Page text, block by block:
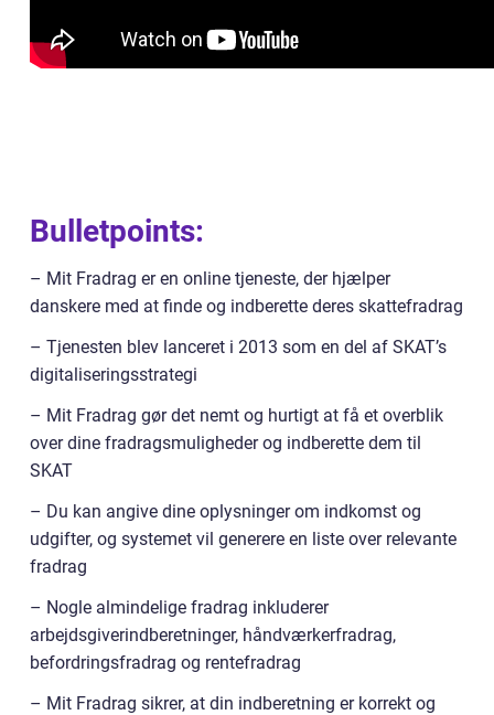
Bulletpoints:
– Mit Fradrag er en online tjeneste, der hjælper
danskere med at finde og indberette deres skattefradrag
– Tjenesten blev lanceret i 2013 som en del af SKAT’s
digitaliseringsstrategi
– Mit Fradrag gør det nemt og hurtigt at få et overblik
over dine fradragsmuligheder og indberette dem til
SKAT
– Du kan angive dine oplysninger om indkomst og
udgifter, og systemet vil generere en liste over relevante
fradrag
– Nogle almindelige fradrag inkluderer
arbejdsgiverindberetninger, håndværkerfradrag,
befordringsfradrag og rentefradrag
– Mit Fradrag sikrer, at din indberetning er korrekt og